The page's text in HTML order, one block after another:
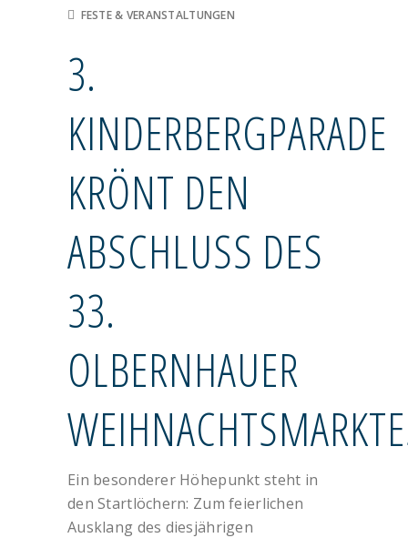
FESTE & VERANSTALTUNGEN
3.
KINDERBERGPARADE
KRÖNT DEN
ABSCHLUSS DES
33.
OLBERNHAUER
Ein besonderer Höhepunkt steht in
den Startlöchern: Zum feierlichen
Ausklang des diesjährigen